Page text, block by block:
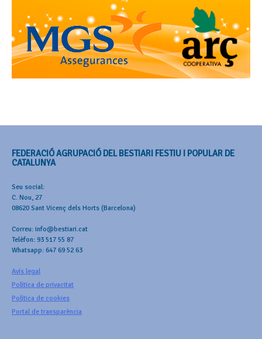
FEDERACIÓ AGRUPACIÓ DEL BESTIARI FESTIU I POPULAR DE
CATALUNYA
Seu social:
C. Nou, 27
08620 Sant Vicenç dels Horts (Barcelona)
Correu: info@bestiari.cat
Telèfon: 93 517 55 87
Whatsapp: 647 69 52 63
Avís legal
Política de privacitat
Política de cookies
Portal de transparència